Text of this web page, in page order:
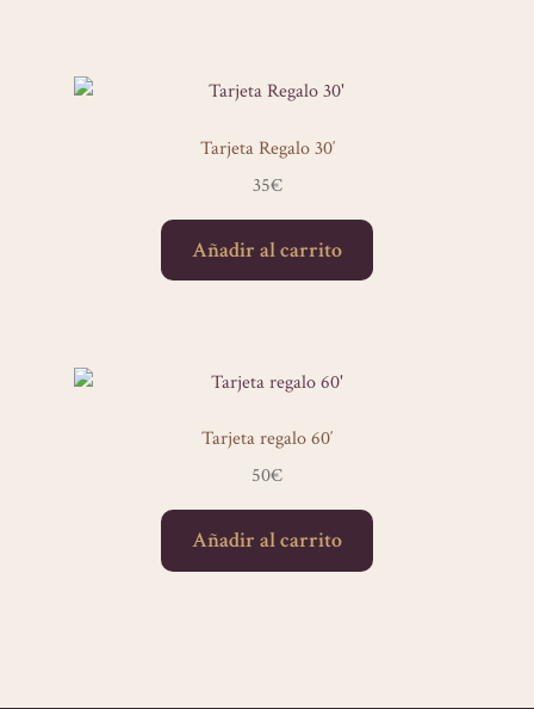
Tarjeta Regalo 30′
35€
Añadir al carrito
Tarjeta regalo 60′
50€
Añadir al carrito